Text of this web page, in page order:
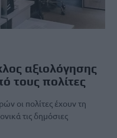
αξιολόγησης
τους πολίτες
οι πολίτες έχουν τη
τις δημόσιες